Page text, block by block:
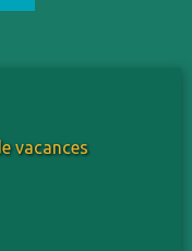
vacances